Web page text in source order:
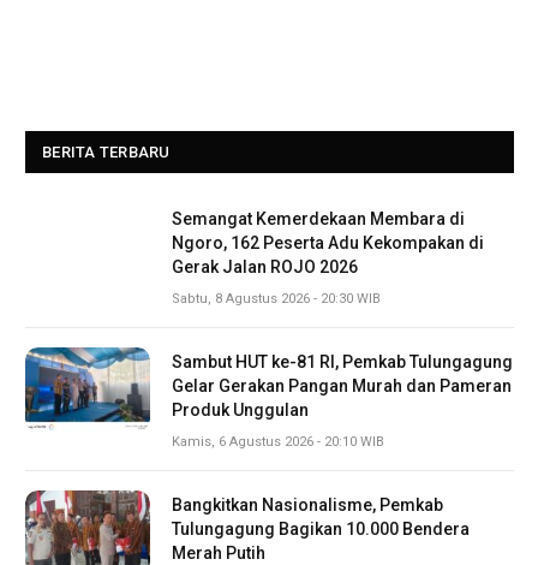
BERITA TERBARU
Semangat Kemerdekaan Membara di
Ngoro, 162 Peserta Adu Kekompakan di
Gerak Jalan ROJO 2026
Sabtu, 8 Agustus 2026 - 20:30 WIB
Sambut HUT ke-81 RI, Pemkab Tulungagung
Gelar Gerakan Pangan Murah dan Pameran
Produk Unggulan
Kamis, 6 Agustus 2026 - 20:10 WIB
Bangkitkan Nasionalisme, Pemkab
Tulungagung Bagikan 10.000 Bendera
Merah Putih